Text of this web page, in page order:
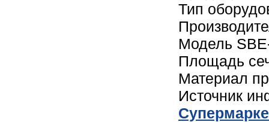
Тип
Модель
Площадь
Материал
Источник